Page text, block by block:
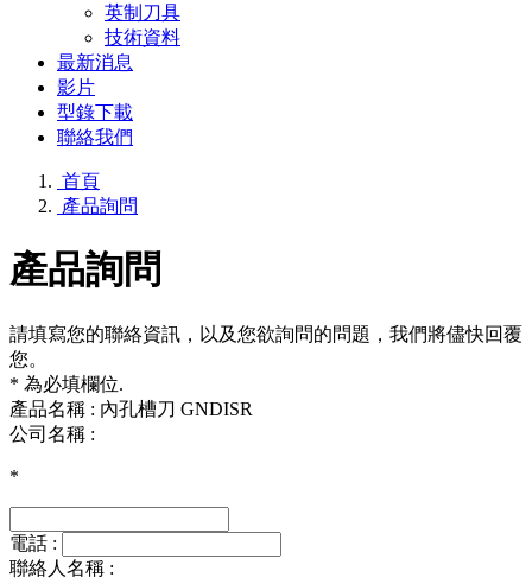
英制刀具
技術資料
最新消息
影片
型錄下載
聯絡我們
首頁
產品詢問
產品詢問
請填寫您的聯絡資訊，以及您欲詢問的問題，我們將儘快回覆
您。
* 為必填欄位.
產品名稱 : 內孔槽刀 GNDISR
公司名稱 :
*
電話 :
聯絡人名稱 :